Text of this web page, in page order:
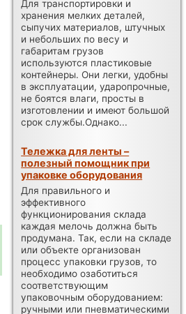
Для транспортировки и
хранения мелких деталей,
сыпучих материалов, штучных
и небольших по весу и
габаритам грузов
используются пластиковые
контейнеры. Они легки, удобны
в эксплуатации, ударопрочные,
не боятся влаги, просты в
изготовлении и имеют большой
срок службы.Однако...
Тележка для ленты –
полезный помощник при
упаковке оборудования
Для правильного и
эффективного
функционирования склада
каждая мелочь должна быть
продумана. Так, если на складе
или объекте организован
процесс упаковки грузов, то
необходимо озаботиться
соответствующим
упаковочным оборудованием:
ручными или пневматическими